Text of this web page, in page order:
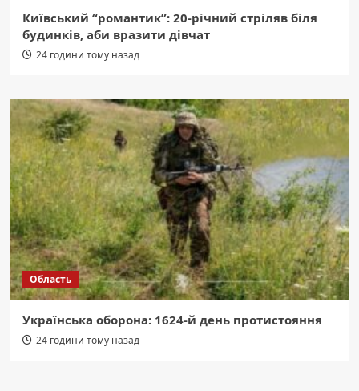
Київський “романтик”: 20-річний стріляв біля
будинків, аби вразити дівчат
24 години тому назад
Область
Українська оборона: 1624-й день протистояння
24 години тому назад